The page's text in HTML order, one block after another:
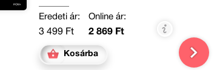
Eredeti ár:
3 499 Ft
Online ár:
2 869 Ft
Kosárba